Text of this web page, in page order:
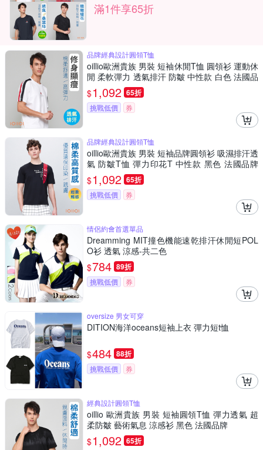
滿1件享65折
品牌經典設計圓領T恤
oillio歐洲貴族 男裝 短袖休閒T恤 圓領衫 運動休
閒 柔軟彈力 透氣排汗 防皺 中性款 白色 法國品
牌
$1,092 65折
挑戰低價 券
品牌經典設計圓領T恤
oillio歐洲貴族 男裝 短袖品牌圓領衫 吸濕排汗透
氣 防皺T恤 彈力印花T 中性款 黑色 法國品牌
有大尺碼
$1,092 65折
挑戰低價 券
情侶約會首選單品
Dreamming MIT撞色機能速乾排汗休閒短POL
O衫 透氣 涼感-共二色
$784 89折
挑戰低價 券
oversize 男女可穿
DITION海洋oceans短袖上衣 彈力短t恤
$484 88折
挑戰低價 券
經典設計圓領T恤
oillio 歐洲貴族 男裝 短袖圓領T恤 彈力透氣 超
柔防皺 藝術氣息 涼感衫 黑色 法國品牌
$1,092 65折